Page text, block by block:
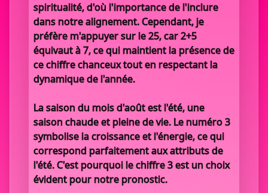
spiritualité, d'où l'importance de l'inclure
dans notre alignement. Cependant, je
préfère m'appuyer sur le 25, car 2+5
équivaut à 7, ce qui maintient la présence de
ce chiffre chanceux tout en respectant la
dynamique de l'année.
La saison du mois d'août est l'été, une
saison chaude et pleine de vie. Le numéro 3
symbolise la croissance et l'énergie, ce qui
correspond parfaitement aux attributs de
l'été. C'est pourquoi le chiffre 3 est un choix
évident pour notre pronostic.